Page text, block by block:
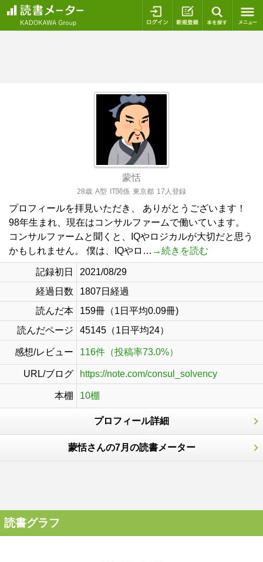
ログイン 新規登録
蒙恬
28歳 A型 IT関係 東京都 17人登録
プロフィールを拝見いただき、 ありがとうございます！
98年生まれ、現在はコンサルファームで働いています。
コンサルファームと聞くと、IQやロジカルが大切だと思う
かもしれません。 僕は、IQやロ… →続きを読む
記録初日
2021/08/29
経過日数
1807日経過
読んだ本
159冊（1日平均0.09冊)
読んだページ
45145（1日平均24）
感想/レビュー 116件（投稿率73.0%）
URL/ブログ https://note.com/consul_solvency
本棚 10棚
プロフィール詳細
蒙恬さんの7月の読書メーター
読書グラフ